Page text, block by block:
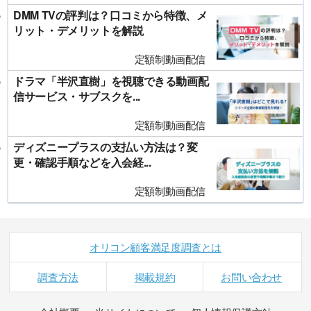
DMM TVの評判は？口コミから特徴、メ
リット・デメリットを解説
定額制動画配信
ドラマ「半沢直樹」を視聴できる動画配
信サービス・サブスクを...
定額制動画配信
ディズニープラスの支払い方法は？変
更・確認手順などを入会経...
定額制動画配信
オリコン顧客満足度調査とは
調査方法 掲載規約 お問い合わせ